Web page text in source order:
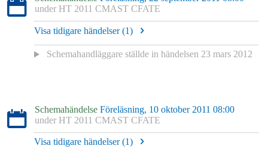
under HT 2011 CMAST CFATE
Visa tidigare händelser (1)
Schemahandläggare ställde in händelsen 23 mars 2012
Schemahändelse Föreläsning, 10 oktober 2011 08:00
under HT 2011 CMAST CFATE
Visa tidigare händelser (1)